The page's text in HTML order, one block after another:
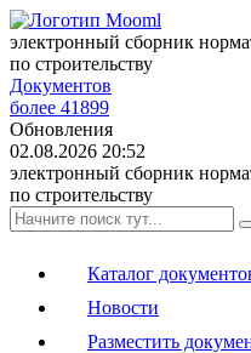
электронный сборник
по строительству
Документов
более 41899
Обновления
02.08.2026 20:52
электронный сборник
по строительству
Каталог
Новости
Разместить